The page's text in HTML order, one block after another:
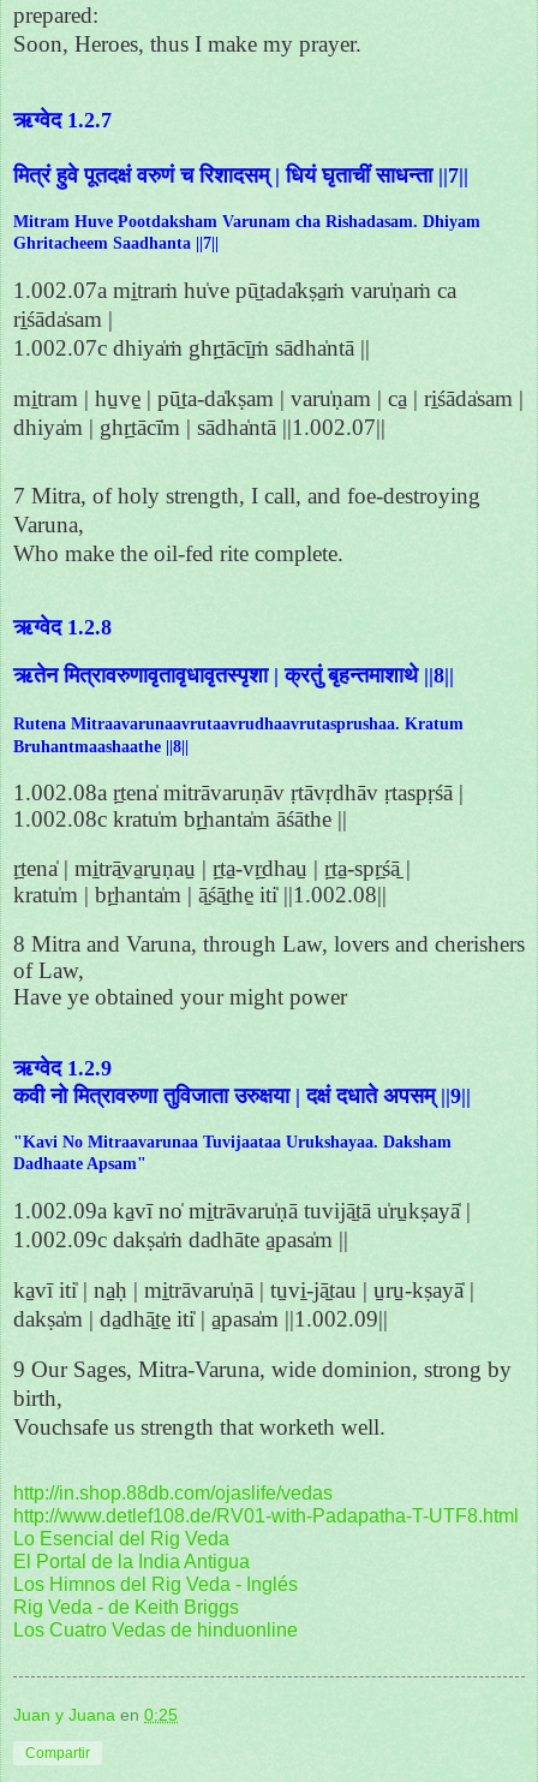
prepared:
Soon, Heroes, thus I make my prayer.
ऋग्वेद 1.2.7
मित्रं हुवे पूतदक्षं वरुणं च रिशादसम् | धियं घृताचीं साधन्ता ||7||
Mitram Huve Pootdaksham Varunam cha Rishadasam. Dhiyam
Ghritacheem Saadhanta ||7||
1.002.07a mi̱traṁ hu̍ve pū̱tada̍kṣa̱ṁ varu̍ṇaṁ ca
ri̱śāda̍sam |
1.002.07c dhiya̍ṁ ghṛ̱tācī̱ṁ sādha̍ntā ||
mi̱tram | hu̱ve̱ | pū̱ta-da̍kṣam | varu̍ṇam | ca̱ | ri̱śāda̍sam |
dhiya̍m | ghṛ̱tācī̍m | sādha̍ntā ||1.002.07||
7 Mitra, of holy strength, I call, and foe-destroying
Varuna,
Who make the oil-fed rite complete.
ऋग्वेद 1.2.8
ऋतेन मित्रावरुणावृतावृधावृतस्पृशा | क्रतुं बृहन्तमाशाथे ||8||
Rutena Mitraavarunaavrutaavrudhaavrutasprushaa. Kratum
Bruhantmaashaathe ||8||
1.002.08a ṛ̱tena̍ mitrāvaruṇāv ṛtāvṛdhāv ṛtaspṛśā |
1.002.08c kratu̍m bṛ̱hanta̍m āśāthe ||
ṛ̱tena̍ | mi̱trā̱va̱ru̱ṇau̱ | ṛ̱ta̱-vṛ̱dhau̱ | ṛ̱ta̱-spṛ̱śā̱ |
kratu̍m | bṛ̱hanta̍m | ā̱śā̱the̱ iti̍ ||1.002.08||
8 Mitra and Varuna, through Law, lovers and cherishers
of Law,
Have ye obtained your might power
ऋग्वेद 1.2.9
कवी नो मित्रावरुणा तुविजाता उरुक्षया | दक्षं दधाते अपसम् ||9||
"Kavi No Mitraavarunaa Tuvijaataa Urukshayaa. Daksham
Dadhaate Apsam"
1.002.09a ka̱vī no̍ mi̱trāvaru̍ṇā tuvijā̱tā u̍ru̱kṣayā̍ |
1.002.09c dakṣa̍ṁ dadhāte a̱pasa̍m ||
ka̱vī iti̍ | na̱ḥ | mi̱trāvaru̍ṇā | tu̱vi̱-jā̱tau | u̱ru̱-kṣayā̍ |
dakṣa̍m | da̱dhā̱te̱ iti̍ | a̱pasa̍m ||1.002.09||
9 Our Sages, Mitra-Varuna, wide dominion, strong by
birth,
Vouchsafe us strength that worketh well.
http://in.shop.88db.com/ojaslife/vedas
http://www.detlef108.de/RV01-with-Padapatha-T-UTF8.html
Lo Esencial del Rig Veda
El Portal de la India Antigua
Los Himnos del Rig Veda - Inglés
Rig Veda - de Keith Briggs
Los Cuatro Vedas de hinduonline
Juan y Juana en 0:25
Compartir